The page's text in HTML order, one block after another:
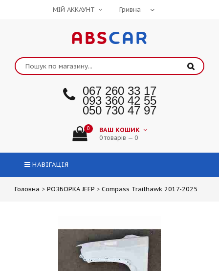
МІЙ АККАУНТ
ABSCAR
067 260 33 17
093 360 42 55
050 730 47 97
0 ВАШ КОШИК
0 товарів — 0
НАВІГАЦІЯ
Головна > РОЗБОРКА JEEP > Compass Trailhawk 2017-2025